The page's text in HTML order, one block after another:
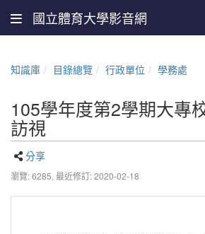
國立體育大學影音網
知識庫 目錄總覽 行政單位 學務處
105學年度第2學期大專
訪視
分享
瀏覽: 6285, 最近修訂: 2020-02-18